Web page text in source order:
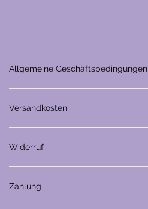
Allgemeine Geschäftsbedingungen
Versandkosten
Widerruf
Zahlung